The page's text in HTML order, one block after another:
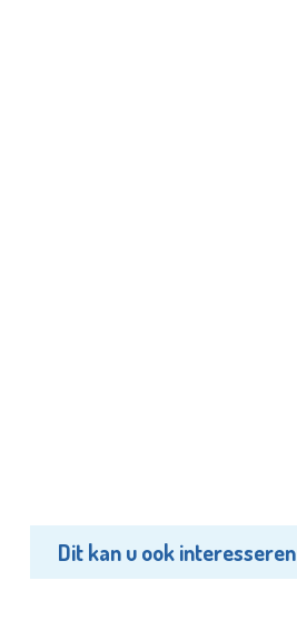
Dit kan u ook interesseren